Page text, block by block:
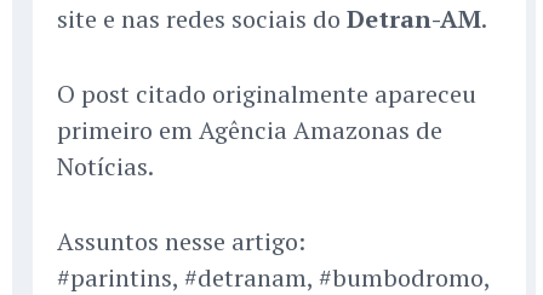
site e nas redes sociais do Detran-AM.
O post citado originalmente apareceu
primeiro em Agência Amazonas de
Notícias.
Assuntos nesse artigo:
#parintins, #detranam, #bumbodromo,